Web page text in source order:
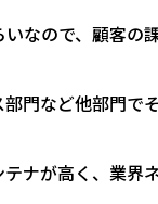
なので、顧客の
門など他部門で
ナが高く、業界